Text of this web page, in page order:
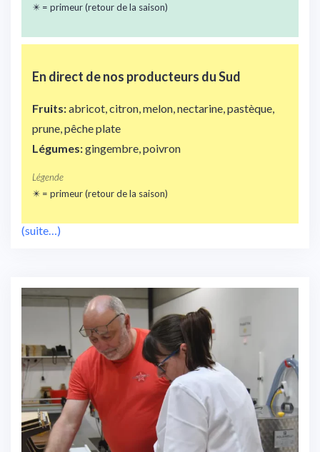
✴️ = primeur (retour de la saison)
En direct de nos producteurs du Sud
Fruits:abricot, citron, melon, nectarine, pastèque,
prune, pêche plate
Légumes:gingembre, poivron
Légende
✴️ = primeur (retour de la saison)
(suite…)